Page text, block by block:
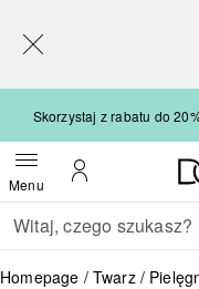
Skorzystaj z rabatu do
MenuOtwórz menuMoje konto
Wracać
Wykonaj wyszukiwanie
Homepage Twarz